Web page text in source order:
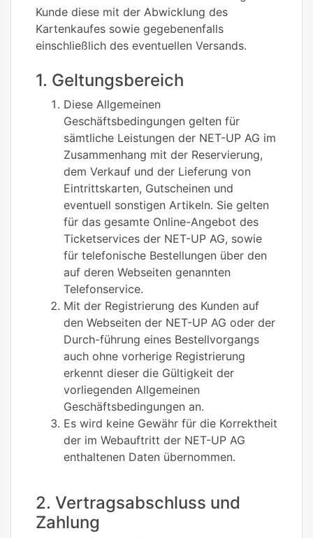
Kunde diese mit der Abwicklung des
Kartenkaufes sowie gegebenenfalls
einschließlich des eventuellen Versands.
1. Geltungsbereich
Diese Allgemeinen
Geschäftsbedingungen gelten für
sämtliche Leistungen der NET-UP AG im
Zusammenhang mit der Reservierung,
dem Verkauf und der Lieferung von
Eintrittskarten, Gutscheinen und
eventuell sonstigen Artikeln. Sie gelten
für das gesamte Online-Angebot des
Ticketservices der NET-UP AG, sowie
für telefonische Bestellungen über den
auf deren Webseiten genannten
Telefonservice.
Mit der Registrierung des Kunden auf
den Webseiten der NET-UP AG oder der
Durch-führung eines Bestellvorgangs
auch ohne vorherige Registrierung
erkennt dieser die Gültigkeit der
vorliegenden Allgemeinen
Geschäftsbedingungen an.
Es wird keine Gewähr für die Korrektheit
der im Webauftritt der NET-UP AG
enthaltenen Daten übernommen.
2. Vertragsabschluss und
Zahlung